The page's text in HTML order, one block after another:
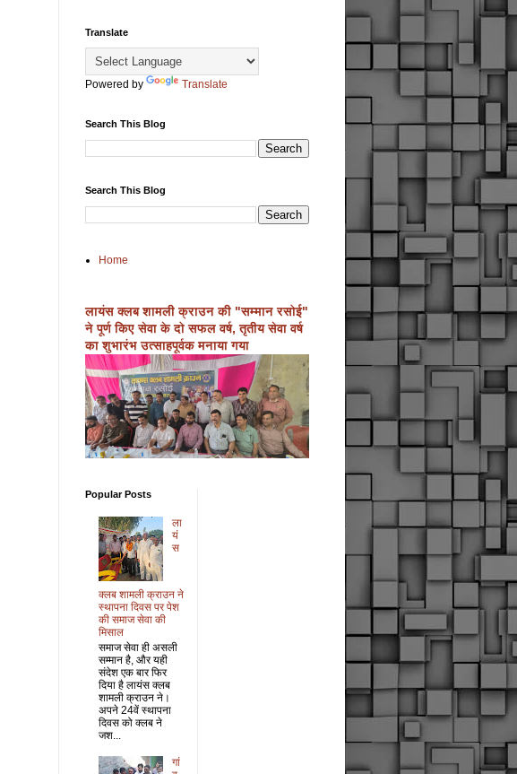
Translate
Powered by Translate
Search This Blog
Search This Blog
Home
लायंस क्लब शामली क्राउन की "सम्मान रसोई"
ने पूर्ण किए सेवा के दो सफल वर्ष, तृतीय सेवा वर्ष
का शुभारंभ उत्साहपूर्वक मनाया गया
Popular Posts
ला
यं
स
क्लब शामली क्राउन ने
स्थापना दिवस पर पेश
की समाज सेवा की
मिसाल
समाज सेवा ही असली
सम्मान है, और यही
संदेश एक बार फिर
दिया है लायंस क्लब
शामली क्राउन ने।
अपने 24वें स्थापना
दिवस को क्लब ने
जश...
गां